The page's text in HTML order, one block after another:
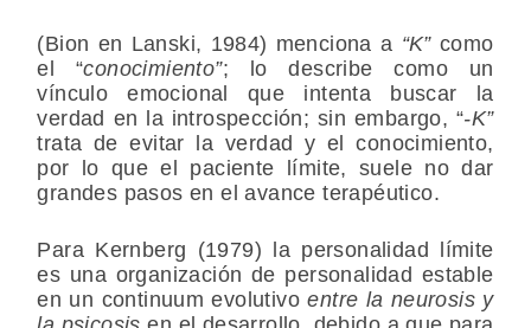
(Bion en Lanski, 1984) menciona a “K”como
el “conocimiento”; lo describe como un
vínculo emocional que intenta buscar la
verdad en la introspección; sin embargo, “-K”
trata de evitar la verdad y el conocimiento,
por lo que el paciente límite, suele no dar
grandes pasos en el avance terapéutico.
Para Kernberg (1979) la personalidad límite
es una organización de personalidad estable
en un continuum evolutivoentre la neurosis y